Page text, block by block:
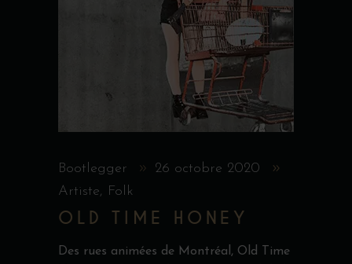
Bootlegger
26 octobre 2020
Artiste, Folk
OLD TIME HONEY
Des rues animées de Montréal, Old Time